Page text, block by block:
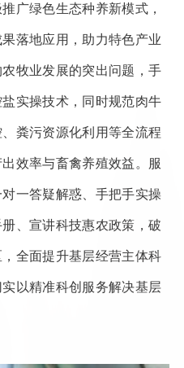
广绿色生态种养新模式，
落地应用，助力特色产业
牧业发展的突出问题，手
实操技术，同时规范肉牛
粪污资源化利用等全流程
效率与畜禽养殖效益。服
一答疑解惑、手把手实操
、宣讲科技惠农政策，破
全面提升基层经营主体科
以精准科创服务解决基层